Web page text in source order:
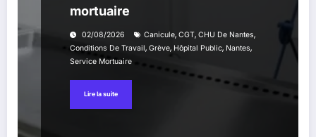
mortuaire
02/08/2026 Canicule, CGT, CHU De Nantes,
Conditions De Travail, Grève, Hôpital Public, Nantes,
Service Mortuaire
Lire la suite